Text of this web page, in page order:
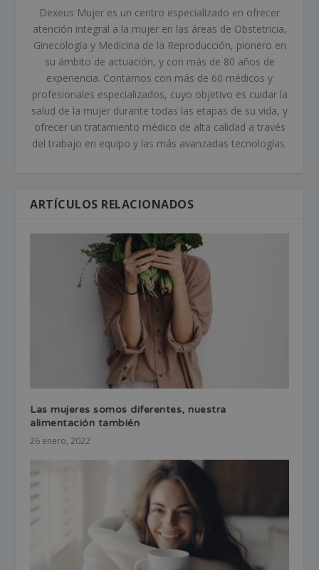
Dexeus Mujer es un centro especializado en ofrecer
atención integral a la mujer en las áreas de Obstetricia,
Ginecología y Medicina de la Reproducción, pionero en
su ámbito de actuación, y con más de 80 años de
experiencia. Contamos con más de 60 médicos y
profesionales especializados, cuyo objetivo es cuidar la
salud de la mujer durante todas las etapas de su vida, y
ofrecer un tratamiento médico de alta calidad a través
del trabajo en equipo y las más avanzadas tecnologías.
ARTÍCULOS RELACIONADOS
Las mujeres somos diferentes, nuestra
alimentación también
26 enero, 2022